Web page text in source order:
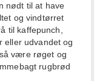
nødt til at have
og vindtørret
til kaffepunch,
eller udvandet og
være røget og
rugbrød